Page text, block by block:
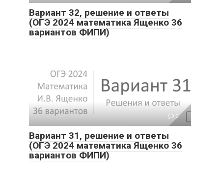
Вариант 32, решение и ответы
(ОГЭ 2024 математика Ященко 36
вариантов ФИПИ)
0
Вариант 31, решение и ответы
(ОГЭ 2024 математика Ященко 36
вариантов ФИПИ)